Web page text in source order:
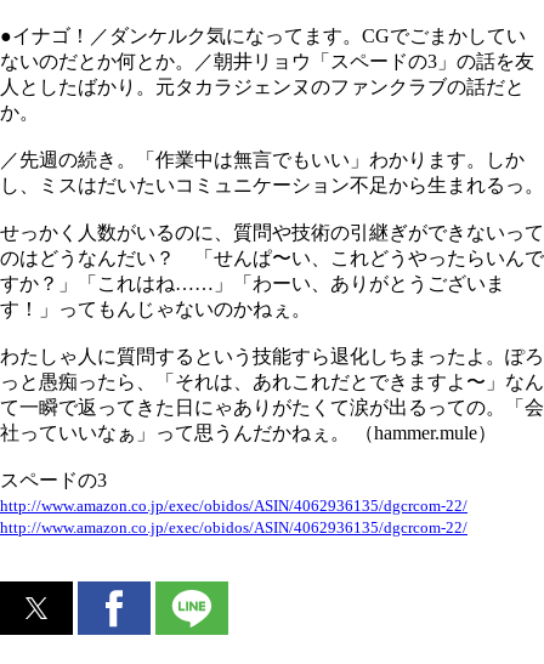
●イナゴ！／ダンケルク気になってます。CGでごまかしてい
ないのだとか何とか。／朝井リョウ「スペードの3」の話を友
人としたばかり。元タカラジェンヌのファンクラブの話だと
か。
／先週の続き。「作業中は無言でもいい」わかります。しか
し、ミスはだいたいコミュニケーション不足から生まれるっ。
せっかく人数がいるのに、質問や技術の引継ぎができないって
のはどうなんだい？ 「せんぱ〜い、これどうやったらいんで
すか？」「これはね……」「わーい、ありがとうございま
す！」ってもんじゃないのかねぇ。
わたしゃ人に質問するという技能すら退化しちまったよ。ぽろ
っと愚痴ったら、「それは、あれこれだとできますよ〜」なん
て一瞬で返ってきた日にゃありがたくて涙が出るっての。「会
社っていいなぁ」って思うんだかねぇ。 （hammer.mule）
スペードの3
http://www.amazon.co.jp/exec/obidos/ASIN/4062936135/dgcrcom-22/
http://www.amazon.co.jp/exec/obidos/ASIN/4062936135/dgcrcom-22/